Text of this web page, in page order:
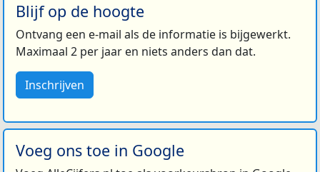
Blijf op de hoogte
Ontvang een e-mail als de informatie is bijgewerkt.
Maximaal 2 per jaar en niets anders dan dat.
Inschrijven
Voeg ons toe in Google